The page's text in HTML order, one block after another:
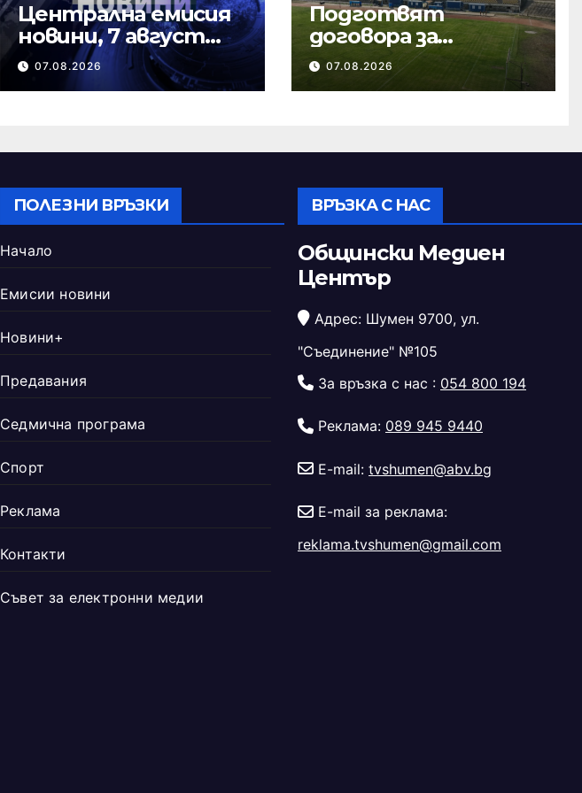
Централна емисия
новини, 7 август
2026 г.
07.08.2026
Подготвят
договора за
ремонта на
стадион „Панайот
07.08.2026
ПОЛЕЗНИ ВРЪЗКИ
Начало
Емисии новини
Новини+
Предавания
Седмична програма
Спорт
Реклама
Контакти
Съвет за електронни медии
ВРЪЗКА С НАС
Общински Медиен
Център
Адрес: Шумен 9700, ул.
"Съединение" №105
За връзка с нас : 054 800 194
Реклама: 089 945 9440
E-mail: tvshumen@abv.bg
E-mail за реклама:
reklama.tvshumen@gmail.com